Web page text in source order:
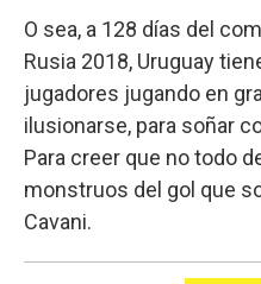
O sea, a 128 días del
Rusia 2018, Uruguay
jugadores jugando en
ilusionarse, para soñar
Para creer que no todo
monstruos del gol que
Cavani.